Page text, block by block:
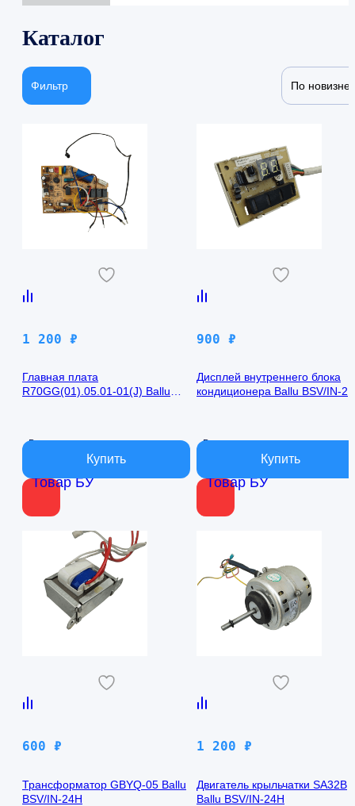
Каталог
Фильтр По новизне
Товар БУ
1 200 ₽
Главная плата
R70GG(01).05.01-01(J) Ballu
В наличии
Товар БУ
900 ₽
Дисплей внутреннего блока
кондиционера Ballu BSV/IN-
В наличии
600 ₽
Трансформатор GBYQ-05 Ballu
BSV/IN-24H
1 200 ₽
Двигатель крыльчатки SA32B
Ballu BSV/IN-24H